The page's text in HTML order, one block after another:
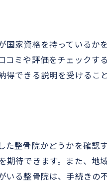
国家資格を持っているか
コミや評価をチェックす
得できる説明を受けるこ
た整骨院かどうかを確認
期待できます。また、地
いる整骨院は、手続きの